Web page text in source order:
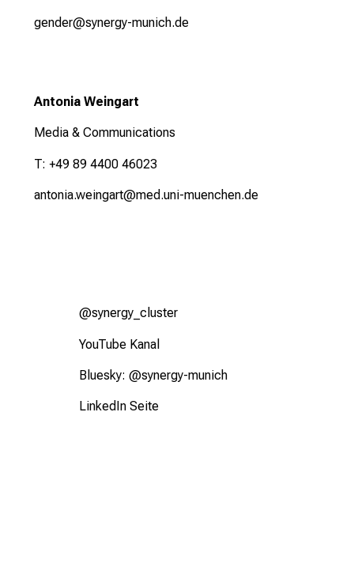
gender@synergy-munich.de
Antonia Weingart
Media & Communications
T: +49 89 4400 46023
antonia.weingart@med.uni-muenchen.de
@synergy_cluster
YouTube Kanal
Bluesky: @synergy-munich
LinkedIn Seite